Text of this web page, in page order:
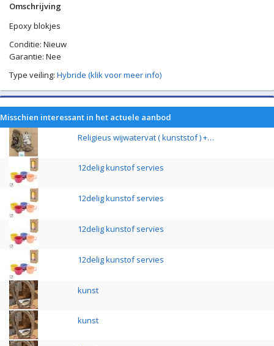
Omschrijving
Epoxy blokjes
Conditie: Nieuw
Garantie: Nee
Type veiling: Hybride (klik voor meer info)
Misschien interessant in het actuele aanbod
Religieus wijwatervat ( kunststof ) +…
12delig kunstof servies
12delig kunstof servies
12delig kunstof servies
12delig kunstof servies
kunst
kunst